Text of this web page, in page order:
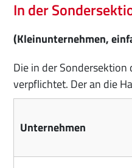
In der
(Kleinunternehmen,
Die in der
verpflichtet. Der an die
Unternehmen